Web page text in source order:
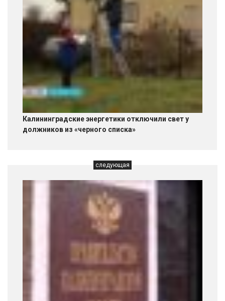
Калининградские энергетики отключили свет у
должников из «черного списка»
следующая